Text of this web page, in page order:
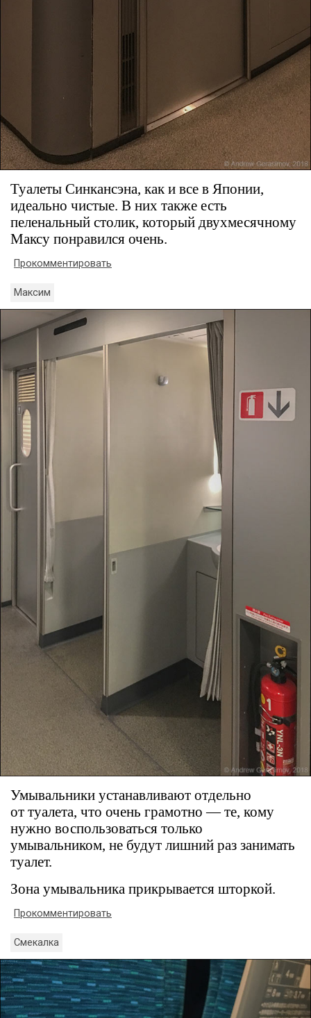
Туалеты Синкансэна, как и все в Японии,
идеально чистые. В них также есть
пеленальный столик, который двухмесячному
Максу понравился очень.
Прокомментировать
Максим
Умывальники устанавливают отдельно
от туалета, что очень грамотно — те, кому
нужно воспользоваться только
умывальником, не будут лишний раз занимать
туалет.
Зона умывальника прикрывается шторкой.
Прокомментировать
Смекалка